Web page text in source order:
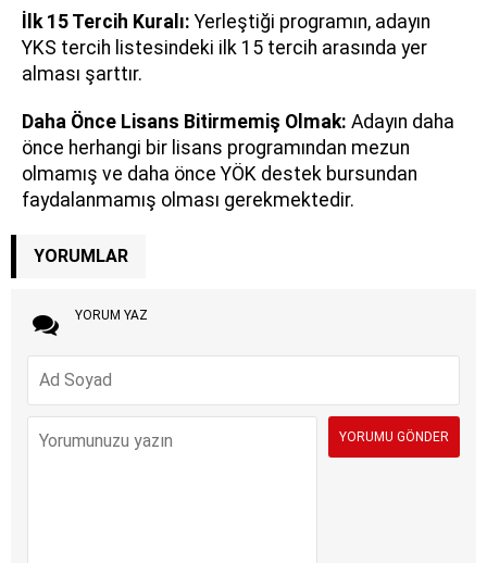
İlk 15 Tercih Kuralı: Yerleştiği programın, adayın
YKS tercih listesindeki ilk 15 tercih arasında yer
alması şarttır.
Daha Önce Lisans Bitirmemiş Olmak: Adayın daha
önce herhangi bir lisans programından mezun
olmamış ve daha önce YÖK destek bursundan
faydalanmamış olması gerekmektedir.
YORUMLAR
YORUM YAZ